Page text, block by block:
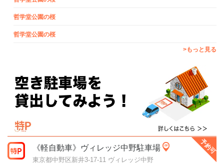
哲学堂公園の桜
哲学堂公園の桜
>もっと見る
予約可
《軽自動車》ヴィレッジ中野駐車場
東京都中野区新井3-17-11 ヴィレッジ中野